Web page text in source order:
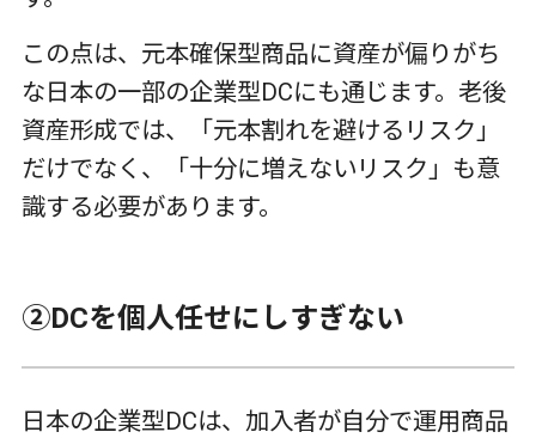
この点は、元本確保型商品に資産が偏りがち
な日本の一部の企業型DCにも通じます。老後
資産形成では、「元本割れを避けるリスク」
だけでなく、「十分に増えないリスク」も意
識する必要があります。
②DCを個人任せにしすぎない
日本の企業型DCは、加入者が自分で運用商品